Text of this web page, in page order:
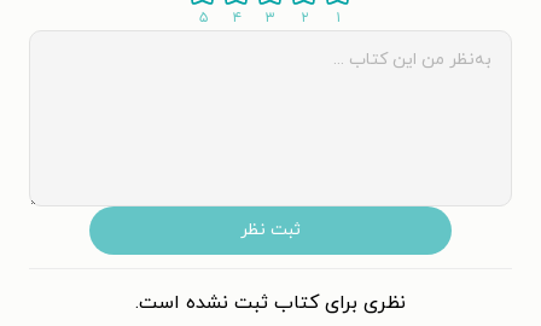
۱ ۲ ۳ ۴ ۵
ثبت نظر
نظری برای کتاب ثبت نشده است.